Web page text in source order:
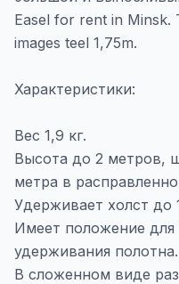
Easel for rent in Minsk.
images teel 1,75m.
Характеристики:
Вес 1,9 кг.
Высота до 2 метров,
метра в
Удерживает холст до
Имеет положение для
удерживания полотна.
В сложенном виде